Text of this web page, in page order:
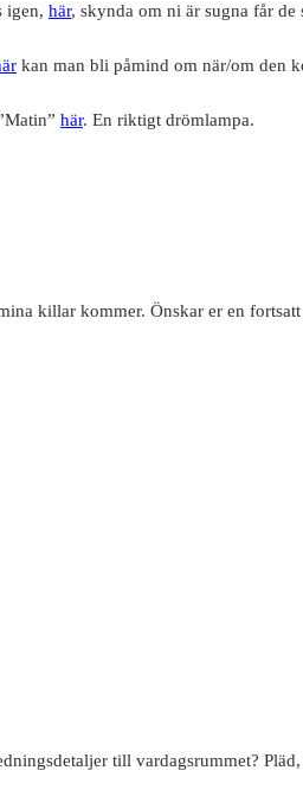
igen, här, skynda om ni är sugna får de
kan man bli påmind om när/om den
här. En riktigt drömlampa.
killar kommer. Önskar er en
till vardagsrummet?